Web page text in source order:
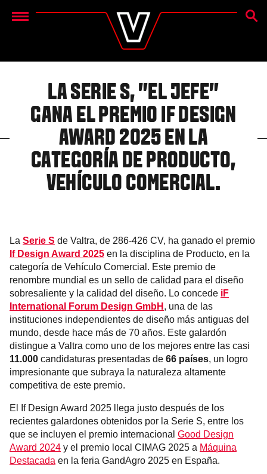
Menu
LA SERIE S, "EL JEFE"
GANA EL PREMIO IF DESIGN
AWARD 2025 EN LA
CATEGORÍA DE PRODUCTO,
VEHÍCULO COMERCIAL.
La Serie S de Valtra, de 286-426 CV, ha ganado el premio
If Design Award 2025 en la disciplina de Producto, en la
categoría de Vehículo Comercial. Este premio de
renombre mundial es un sello de calidad para el diseño
sobresaliente y la calidad del diseño. Lo concede iF
International Forum Design GmbH , una de las
instituciones independientes de diseño más antiguas del
mundo, desde hace más de 70 años. Este galardón
distingue a Valtra como uno de los mejores entre las casi
11.000 candidaturas presentadas de 66 países, un logro
impresionante que subraya la naturaleza altamente
competitiva de este premio.
El If Design Award 2025 llega justo después de los
recientes galardones obtenidos por la Serie S, entre los
que se incluyen el premio internacional Good Design
Award 2024 y el premio local CIMAG 2025 a Máquina
Destacada en la feria GandAgro 2025 en España.